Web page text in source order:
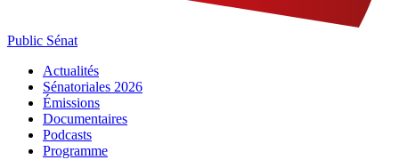
Public Sénat
Actualités
Sénatoriales 2026
Émissions
Documentaires
Podcasts
Programme